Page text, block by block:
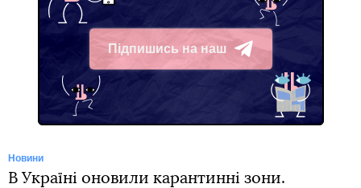
Підпишись на наш
Telegram
Новини
В Україні оновили карантинні зони.